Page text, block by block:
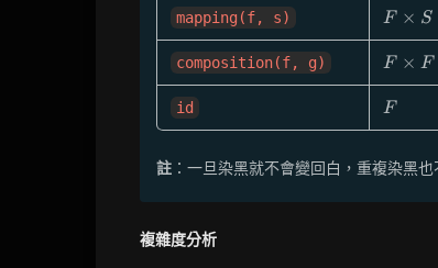
mapping(f, s)
F
\times
S \to
F × S
composition(f, g)
F
\times
F \to
F × F
id F
F
註 ：一旦染黑就不會變回白，重複染黑
複雜度分析